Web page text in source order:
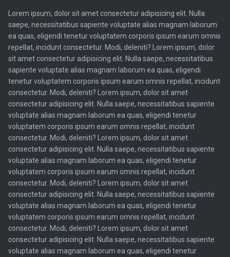
Lorem ipsum, dolor sit amet consectetur adipisicing elit. Nulla
saepe, necessitatibus sapiente voluptate alias magnam laborum
ea quas, eligendi tenetur voluptatem corporis ipsum earum omnis
repellat, incidunt consectetur. Modi, deleniti? Lorem ipsum, dolor
sit amet consectetur adipisicing elit. Nulla saepe, necessitatibus
sapiente voluptate alias magnam laborum ea quas, eligendi
tenetur voluptatem corporis ipsum earum omnis repellat, incidunt
consectetur. Modi, deleniti? Lorem ipsum, dolor sit amet
consectetur adipisicing elit. Nulla saepe, necessitatibus sapiente
voluptate alias magnam laborum ea quas, eligendi tenetur
voluptatem corporis ipsum earum omnis repellat, incidunt
consectetur. Modi, deleniti? Lorem ipsum, dolor sit amet
consectetur adipisicing elit. Nulla saepe, necessitatibus sapiente
voluptate alias magnam laborum ea quas, eligendi tenetur
voluptatem corporis ipsum earum omnis repellat, incidunt
consectetur. Modi, deleniti? Lorem ipsum, dolor sit amet
consectetur adipisicing elit. Nulla saepe, necessitatibus sapiente
voluptate alias magnam laborum ea quas, eligendi tenetur
voluptatem corporis ipsum earum omnis repellat, incidunt
consectetur. Modi, deleniti? Lorem ipsum, dolor sit amet
consectetur adipisicing elit. Nulla saepe, necessitatibus sapiente
voluptate alias magnam laborum ea quas, eligendi tenetur